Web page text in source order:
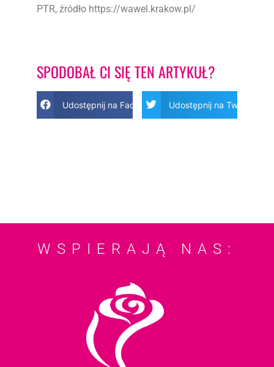
PTR, źródło https://wawel.krakow.pl/
SPODOBAŁ CI SIĘ TEN ARTYKUŁ?
Udostępnij na Facebook Udostępnij na Twitter
WSPIERAJĄ NAS: